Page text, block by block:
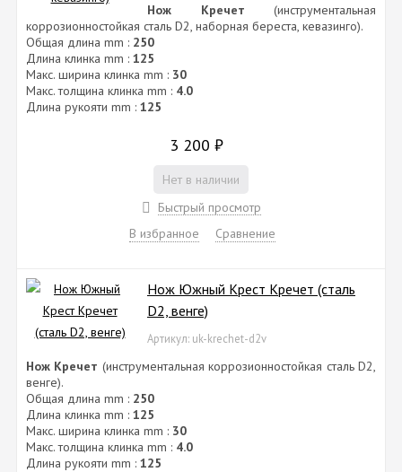
Нож Кречет (инструментальная
коррозионностойкая сталь D2, наборная береста, кевазинго).
Общая длина mm : 250
Длина клинка mm : 125
Макс. ширина клинка mm : 30
Макс. толщина клинка mm : 4.0
Длина рукояти mm : 125
3 200 ₽
Нет в наличии
Быстрый просмотр
В избранное
Сравнение
Нож Южный Крест Кречет (сталь
D2, венге)
Артикул: uk-krechet-d2v
Нож Кречет (инструментальная коррозионностойкая сталь D2,
венге).
Общая длина mm : 250
Длина клинка mm : 125
Макс. ширина клинка mm : 30
Макс. толщина клинка mm : 4.0
Длина рукояти mm : 125